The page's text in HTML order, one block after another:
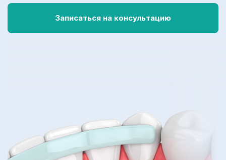
Записаться на консультацию